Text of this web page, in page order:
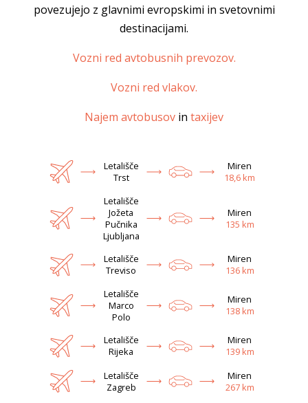
povezujejo z glavnimi evropskimi in svetovnimi
destinacijami.
Vozni red avtobusnih prevozov.
Vozni red vlakov.
Najem avtobusov in taxijev
Letališče
Trst
Miren
18,6 km
Letališče
Jožeta
Pučnika
Ljubljana
Miren
135 km
Letališče
Treviso
Miren
136 km
Letališče
Marco
Polo
Miren
138 km
Letališče
Rijeka
Miren
139 km
Letališče
Zagreb
Miren
267 km